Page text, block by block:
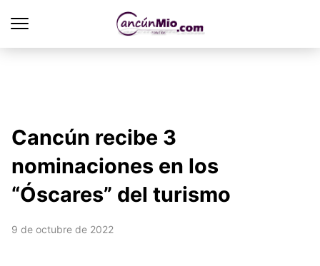
Cancún recibe 3
nominaciones en los
“Óscares” del turismo
9 de octubre de 2022